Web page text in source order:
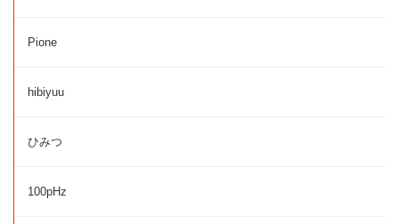
Pione
hibiyuu
ひみつ
100pHz